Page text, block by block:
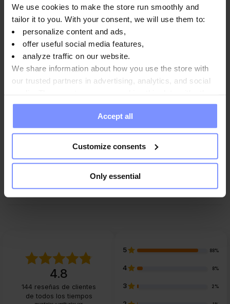
We use cookies to make the store run smoothly and
tailor it to you. With your consent, we will use them to:
personalize content and ads,
offer useful social media features,
analyze traffic on our website.
We share information about how you use the store with
our trusted partners in advertising, analytics, and social
information you have provided to them or that they have
collected when you use their services. Do you agree?
Accept all
Customize consents
Only essential
Instrucciones de uso
Información nutricional
Preguntas y respuestas
4.8
144 reseñas de clientes
de todos los tiempos
5 88%
4 8%
3 2%